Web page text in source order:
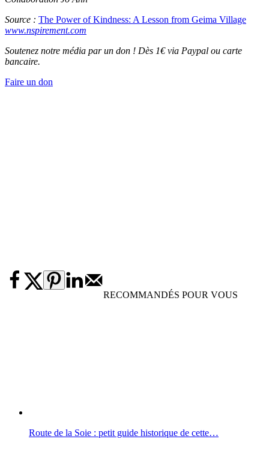
Source : The Power of Kindness: A Lesson from Geima Village
www.nspirement.com
Soutenez notre média par un don ! Dès 1€ via Paypal ou carte
bancaire.
Faire un don
RECOMMANDÉS POUR VOUS
Route de la Soie : petit guide historique de cette…